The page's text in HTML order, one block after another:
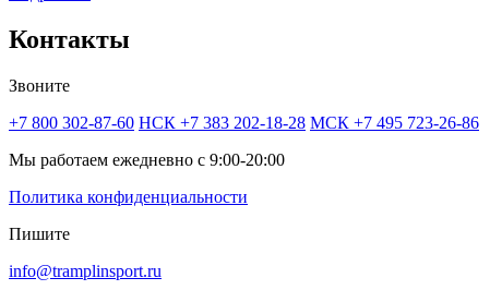
Контакты
Звоните
+7 800 302-87-60 НСК +7 383 202-18-28 МСК +7 495 723-26-86
Мы работаем ежедневно с 9:00-20:00
Политика конфиденциальности
Пишите
info@tramplinsport.ru